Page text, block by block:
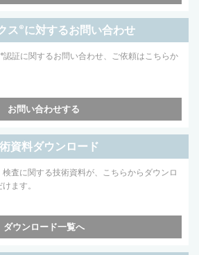
ス®に対するお問い合わせ
®認証に関するお問い合わせ、ご依頼はこちらか
お問い合わせする
資料ダウンロード
査に関する技術資料が、こちらからダウンロ
ます。
ダウンロード一覧へ